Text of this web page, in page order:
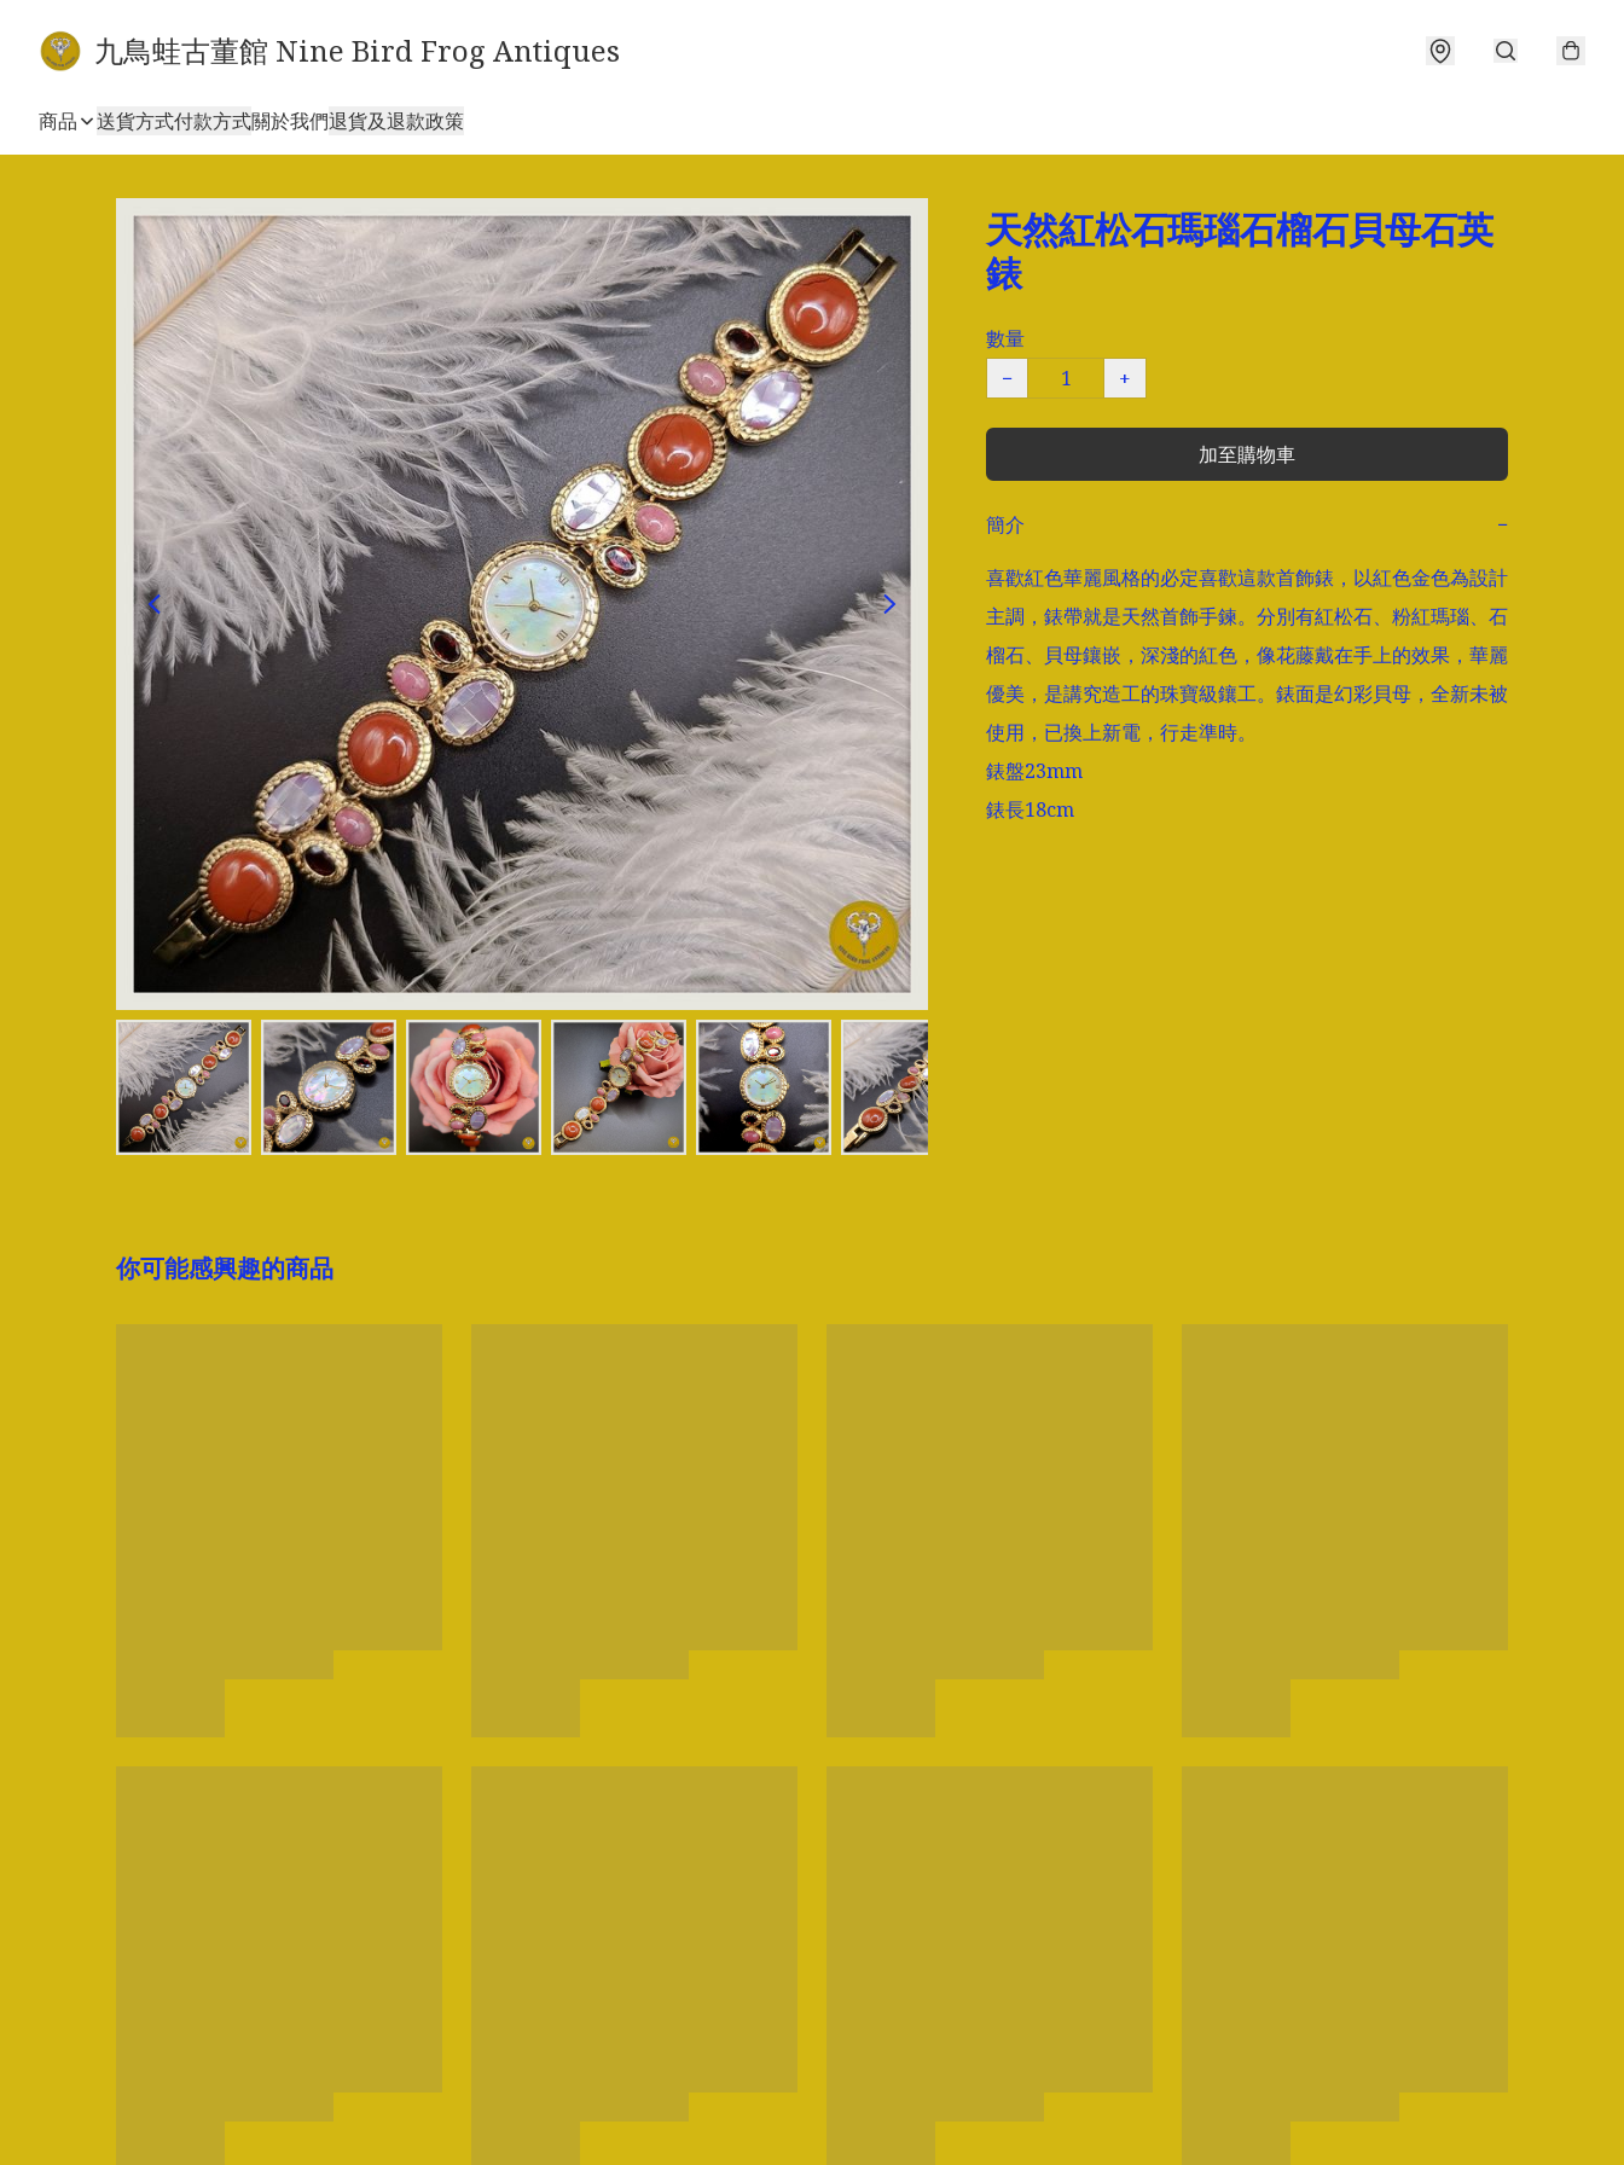
九鳥蛙古董館 Nine Bird Frog Antiques
商品 送貨方式付款方式關於我們退貨及退款政策
天然紅松石瑪瑙石榴石貝母石英
錶
數量
−
+
加至購物車
簡介
−
喜歡紅色華麗風格的必定喜歡這款首飾錶，以紅色金色為設計
主調，錶帶就是天然首飾手鍊。分別有紅松石、粉紅瑪瑙、石
榴石、貝母鑲嵌，深淺的紅色，像花藤戴在手上的效果，華麗
優美，是講究造工的珠寶級鑲工。錶面是幻彩貝母，全新未被
使用，已換上新電，行走準時。
錶盤23mm
錶長18cm
你可能感興趣的商品